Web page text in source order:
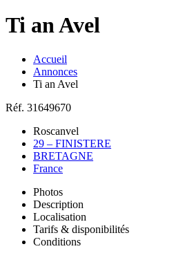
Ti an Avel
Accueil
Annonces
Ti an Avel
Réf. 31649670
Roscanvel
29 – FINISTERE
BRETAGNE
France
Photos
Description
Localisation
Tarifs & disponibilités
Conditions